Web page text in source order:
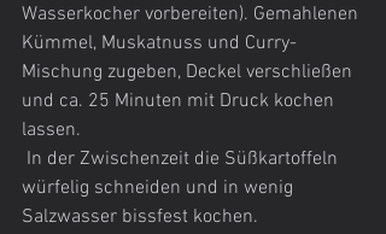
Wasserkocher vorbereiten). Gemahlenen
Kümmel, Muskatnuss und Curry-
Mischung zugeben, Deckel verschließen
und ca. 25 Minuten mit Druck kochen
lassen.
würfelig schneiden und in wenig
Salzwasser bissfest kochen.